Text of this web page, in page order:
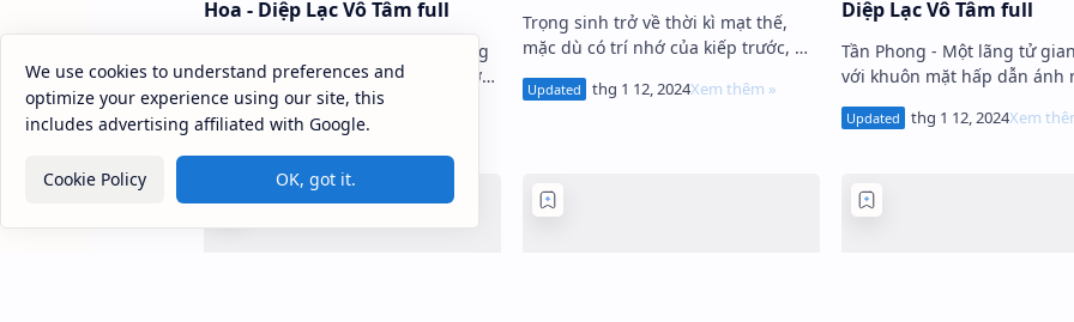
Hoa - Diệp Lạc Vô Tâm full
Gió Mang Ký Ức Thổi Thành Những
Cánh Hoa có tựa dịch mạng là Vượt
Qua…
Trọng sinh trở về thời kì mạt thế,
mặc dù có trí nhớ của kiếp trước, …
Diệp Lạc Vô Tâm full
Tần Phong - Một lãng tử
với khuôn mặt hấp dẫn ánh
We use cookies to understand preferences and
optimize your experience using our site, this
includes advertising affiliated with Google.
Cookie Policy OK, got it.